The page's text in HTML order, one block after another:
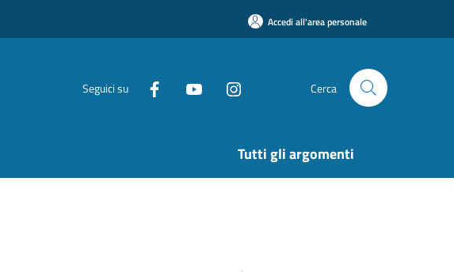
Accedi all'area personale
Seguici su Cerca
Tutti gli argomenti